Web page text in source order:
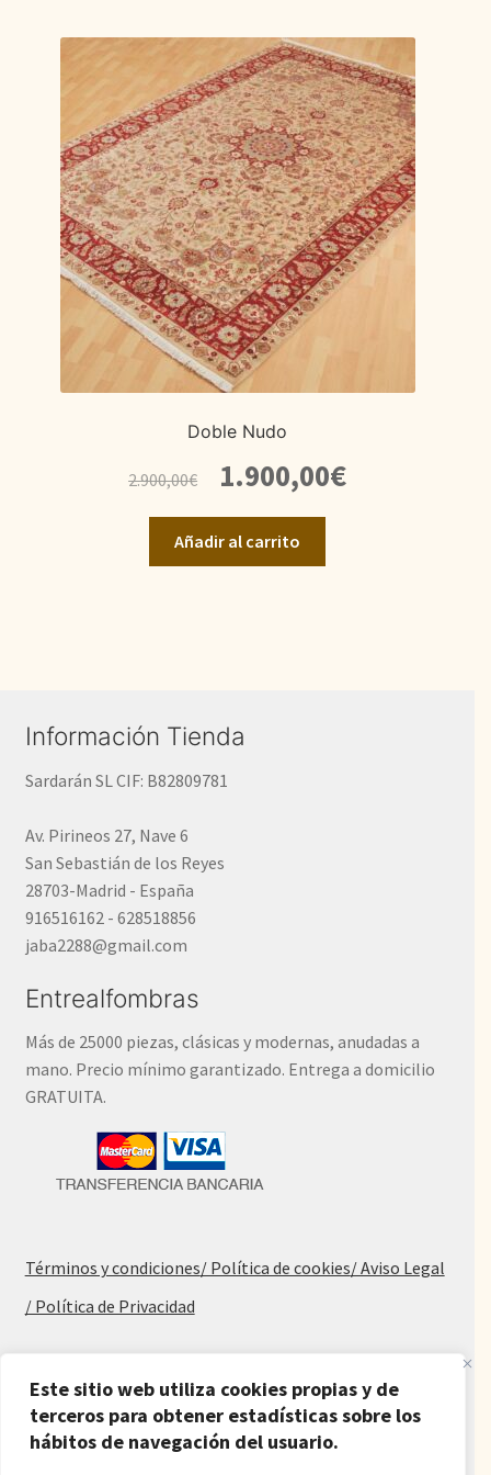
Este sitio web utiliza cookies propias y de
terceros para obtener estadísticas sobre los
hábitos de navegación del usuario.
Doble Nudo
2.900,00€
precio
original
era:
2.900,00€.
1.900,00€El
precio
Añadir al carrito
Información Tienda
Sardarán SL CIF: B82809781
Av. Pirineos 27, Nave 6
San Sebastián de los Reyes
28703-Madrid - España
916516162 - 628518856
jaba2288@gmail.com
Entrealfombras
Más de 25000 piezas, clásicas y modernas, anudadas a
mano. Precio mínimo garantizado. Entrega a domicilio
GRATUITA.
Términos y condiciones/ Política de cookies/ Aviso Legal
/ Política de Privacidad
Alfombras baratas
Procedencia de las alfombras